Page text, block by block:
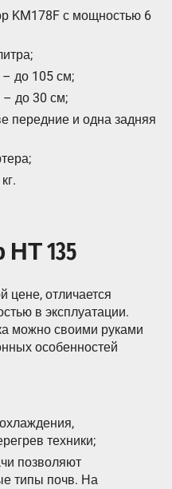
KM178F с мощностью 6
до 105 см;
– до 30 см;
передние и одна задняя
135
цене, отличается
в эксплуатации.
можно своими руками
особенностей
техники;
позволяют
типы почв. На